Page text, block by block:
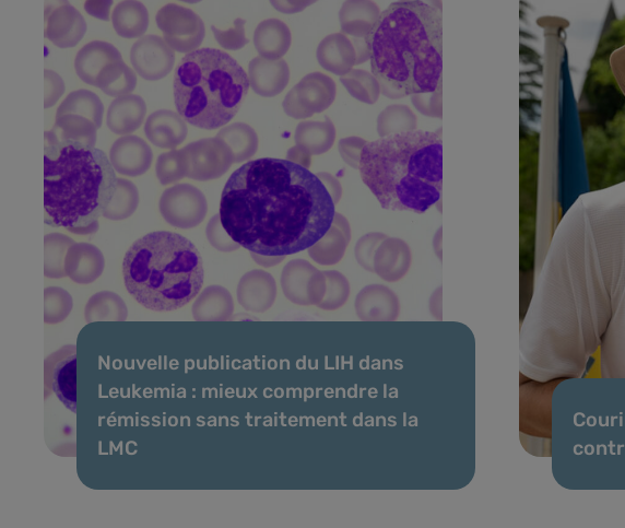
Nouvelle publication du LIH dans
Leukemia : mieux comprendre la
rémission sans traitement dans la
LMC